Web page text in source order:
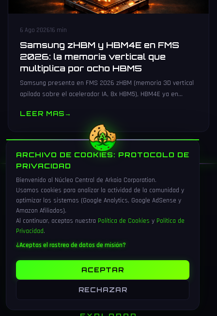
6 Ago 202616 min
Samsung zHBM y HBM4E en FMS
2026: la memoria vertical que
multiplica por ocho HBM5
Samsung presenta en FMS 2026 zHBM (memoria 3D vertical
apilada sobre el acelerador IA, 8x HBM5), HBM4E ya en
LEER MAS→
ARKAIA
// El universo gaming que te conecta
ARCHIVO DE COOKIES: PROTOCOLO DE
PRIVACIDAD
Bienvenido al Núcleo Central de Arkaia Corporation.
Usamos cookies para analizar la actividad de la comunidad y
optimizar los sistemas (Google Analytics, Google AdSense y
Amazon Afiliados).
Al continuar, aceptas nuestra Política de Cookies y Política de
Privacidad.
¿Aceptas el rastreo de datos de misión?
ACEPTAR
RECHAZAR